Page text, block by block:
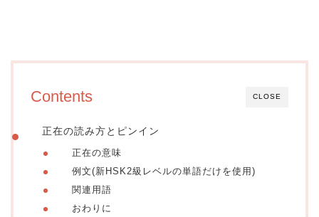
CLOSE
Contents
正在の読み方とピンイン
正在の意味
例文(新HSK2級レベルの単語だけを使用)
関連用語
おわりに